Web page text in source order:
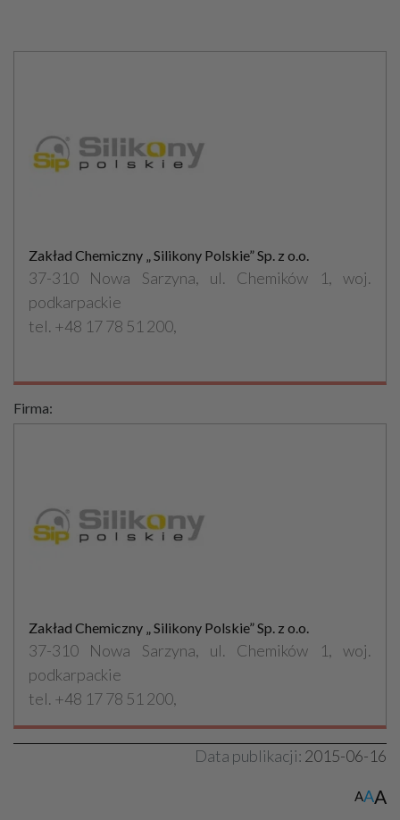
Zakład Chemiczny „ Silikony Polskie” Sp. z o.o.
37-310 Nowa Sarzyna, ul. Chemików 1, woj.
podkarpackie
tel. +48 17 78 51 200,
Firma:
Zakład Chemiczny „ Silikony Polskie” Sp. z o.o.
37-310 Nowa Sarzyna, ul. Chemików 1, woj.
podkarpackie
tel. +48 17 78 51 200,
Data publikacji: 2015-06-16
AAA